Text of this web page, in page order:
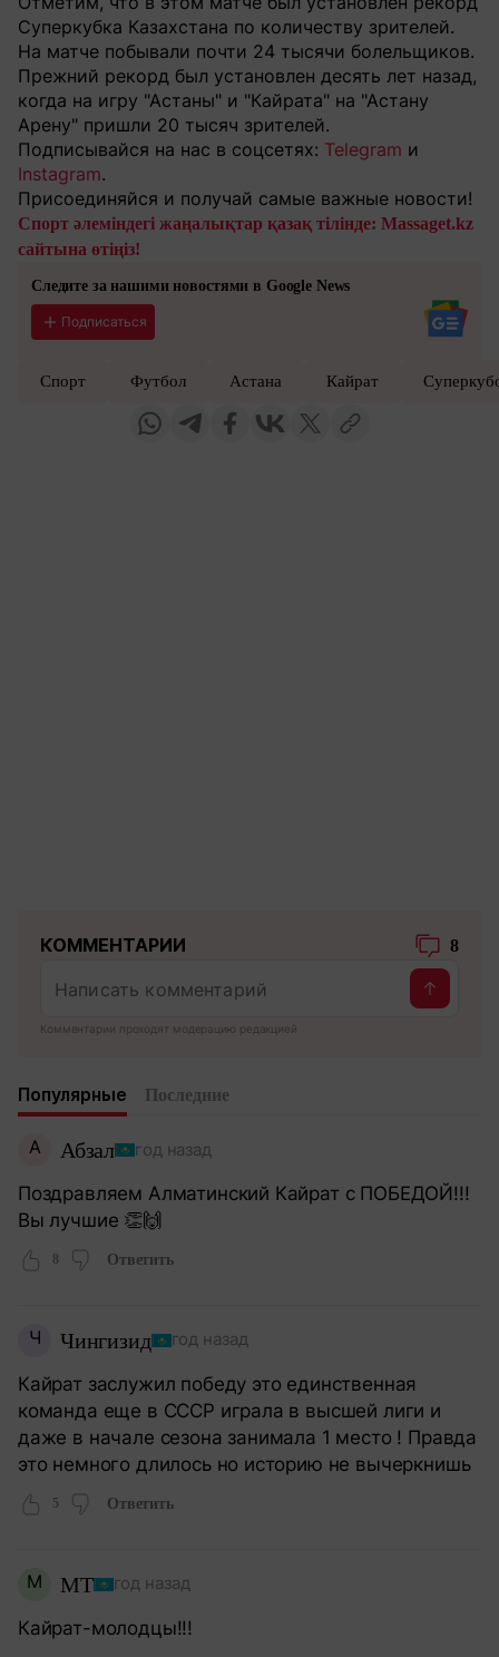
Суперкубка Казахстана по количеству зрителей.
На матче побывали почти 24 тысячи болельщиков.
Прежний рекорд был установлен десять лет назад,
когда на игру "Астаны" и "Кайрата" на "Астану
Арену" пришли 20 тысяч зрителей.
Подписывайся на нас в соцсетях: Telegram и
Instagram.
Присоединяйся и получай самые важные новости!
Спорт әлеміндегі жаңалықтар қазақ тілінде: Massaget.kz
сайтына өтіңіз!
Следите за нашими новостями в Google News
Подписаться
Спорт Футбол Астана Кайрат
КОММЕНТАРИИ 8
Комментарии проходят модерацию редакцией
Популярные Последние
А Абзал год назад
Поздравляем Алматинский Кайрат с ПОБЕДОЙ!!!
Вы лучшие 👏🙌
8 Ответить
Ч Чингизид год назад
Кайрат заслужил победу это единственная
команда еще в СССР играла в высшей лиги и
даже в начале сезона занимала 1 место ! Правда
это немного длилось но историю не вычеркнишь
5 Ответить
М МТ год назад
Кайрат-молодцы!!!